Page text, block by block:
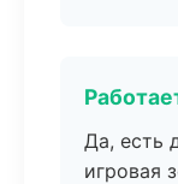
Да, есть
игровая